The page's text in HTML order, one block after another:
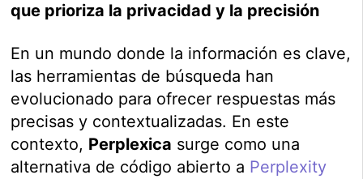
que prioriza la privacidad y la precisión
En un mundo donde la información es clave,
las herramientas de búsqueda han
evolucionado para ofrecer respuestas más
precisas y contextualizadas. En este
contexto, Perplexica surge como una
alternativa de código abierto a Perplexity